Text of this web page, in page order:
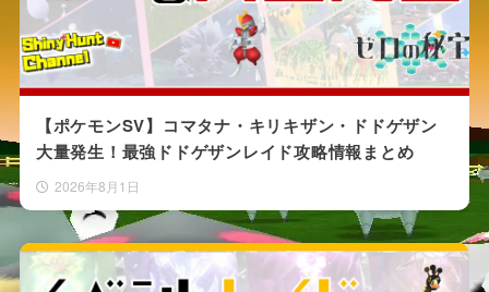
【ポケモンSV】コマタナ・キリキザン・ドドゲザン
大量発生！最強ドドゲザンレイド攻略情報まとめ
2026年8月1日